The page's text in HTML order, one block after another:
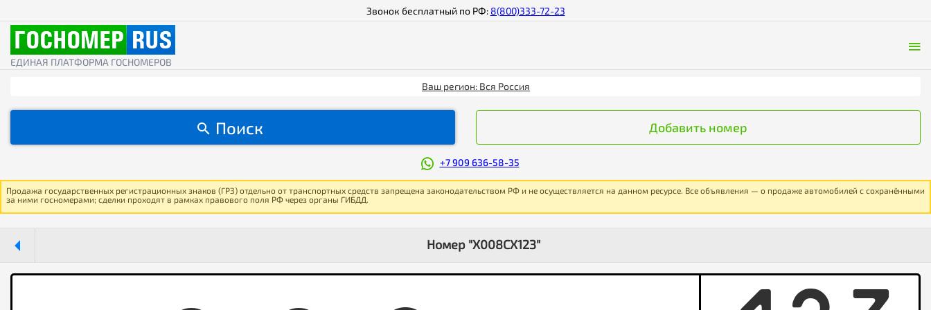
Звонок бесплатный по РФ: 8(800)333-72-23
ЕДИНАЯ ПЛАТФОРМА ГОСНОМЕРОВ
Ваш регион: Вся Россия
Поиск Добавить номер
+7 909 636-58-35
Продажа государственных регистрационных знаков (ГРЗ) отдельно от транспортных средств запрещена законодательством РФ и не осуществляется на данном ресурсе. Все объявления — о продаже автомобилей с сохранёнными
за ними госномерами; сделки проходят в рамках правового поля РФ через органы ГИБДД.
Номер "Х008СХ123"